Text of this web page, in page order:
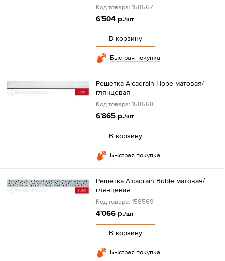
Код товара: 158567
6'504 р./шт
В корзину
Быстрая покупка
Решетка Alcadrain Hope матовая/
глянцевая
Код товара: 158568
6'865 р./шт
В корзину
Быстрая покупка
Решетка Alcadrain Buble матовая/
глянцевая
Код товара: 158569
4'066 р./шт
В корзину
Быстрая покупка